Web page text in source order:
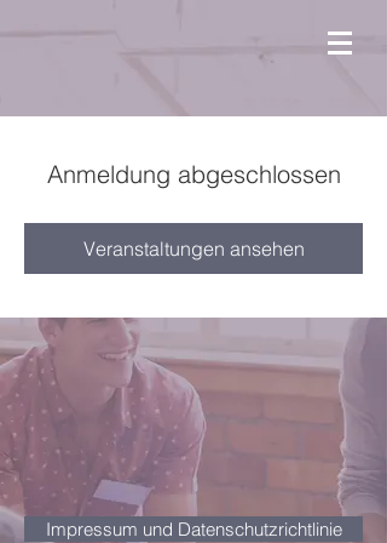
Anmeldung abgeschlossen
Veranstaltungen ansehen
Impressum und Datenschutzrichtlinie